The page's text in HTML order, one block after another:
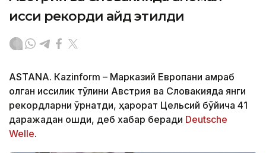
иссиқ рекорди қайд этилди
ASTANА. Кazinform – Марказий Европани қамраб
олган иссиқлик тўлқини Австрия ва Словакияда янги
рекордларни ўрнатди, ҳарорат Цельсий бўйича 41
даражадан ошди, деб хабар беради Deutsche
Welle.